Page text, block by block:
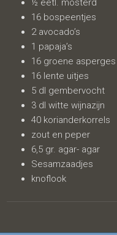
½ eetl. mosterd
16 bospeentjes
2 avocado’s
1 papaja’s
16 groene asperges
16 lente uitjes
5 dl gembervocht
3 dl witte wijnazijn
40 korianderkorrels
zout en peper
6,5 gr. agar- agar
Sesamzaadjes
knoflook